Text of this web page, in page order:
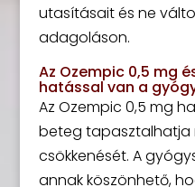
utasításait és ne
adagoláson.
Az Ozempic 0,5 mg
hatással van a
Az Ozempic 0,5 mg
beteg tapasztalhatja
csökkenését. A
annak köszönhető,